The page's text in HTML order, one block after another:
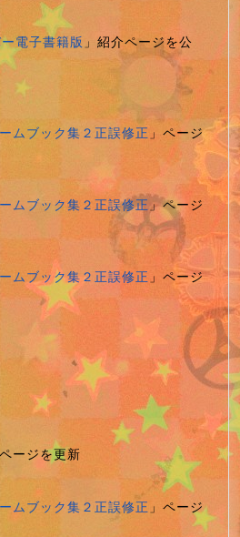
電子書籍版」紹介ページを公
ムブック集２正誤修正」ページ
ムブック集２正誤修正」ページ
ムブック集２正誤修正」ページ
ージを更新
ムブック集２正誤修正」ページ